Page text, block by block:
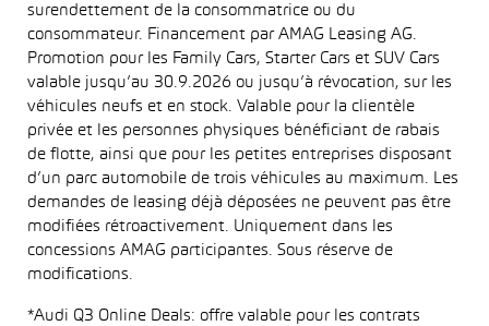
surendettement de la consommatrice ou du
consommateur. Financement par AMAG Leasing AG.
Promotion pour les Family Cars, Starter Cars et SUV Cars
valable jusqu’au 30.9.2026 ou jusqu’à révocation, sur les
véhicules neufs et en stock. Valable pour la clientèle
privée et les personnes physiques bénéficiant de rabais
de flotte, ainsi que pour les petites entreprises disposant
d’un parc automobile de trois véhicules au maximum. Les
demandes de leasing déjà déposées ne peuvent pas être
modifiées rétroactivement. Uniquement dans les
concessions AMAG participantes. Sous réserve de
modifications.
*Audi Q3 Online Deals: offre valable pour les contrats